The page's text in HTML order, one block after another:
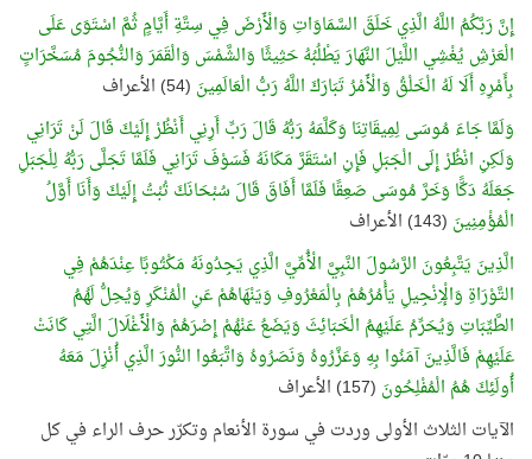
إِنَّ رَبَّكُمُ اللَّهُ الَّذِي خَلَقَ السَّمَاوَاتِ وَالْأَرْضَ فِي سِتَّةِ أَيَّامٍ ثُمَّ اسْتَوَى عَلَى
الْعَرْشِ يُغْشِي اللَّيْلَ النَّهَارَ يَطْلُبُهُ حَثِيثًا وَالشَّمْسَ وَالْقَمَرَ وَالنُّجُومَ مُسَخَّرَاتٍ
بِأَمْرِهِ أَلَا لَهُ الْخَلْقُ وَالْأَمْرُ تَبَارَكَ اللَّهُ رَبُّ الْعَالَمِينَ (54) الأعراف
وَلَمَّا جَاءَ مُوسَى لِمِيقَاتِنَا وَكَلَّمَهُ رَبُّهُ قَالَ رَبِّ أَرِنِي أَنْظُرْ إِلَيْكَ قَالَ لَنْ تَرَانِي
وَلَكِنِ انْظُرْ إِلَى الْجَبَلِ فَإِنِ اسْتَقَرَّ مَكَانَهُ فَسَوْفَ تَرَانِي فَلَمَّا تَجَلَّى رَبُّهُ لِلْجَبَلِ
جَعَلَهُ دَكًّا وَخَرَّ مُوسَى صَعِقًا فَلَمَّا أَفَاقَ قَالَ سُبْحَانَكَ تُبْتُ إِلَيْكَ وَأَنَا أَوَّلُ
الْمُؤْمِنِينَ (143) الأعراف
الَّذِينَ يَتَّبِعُونَ الرَّسُولَ النَّبِيَّ الْأُمِّيَّ الَّذِي يَجِدُونَهُ مَكْتُوبًا عِنْدَهُمْ فِي
التَّوْرَاةِ وَالْإِنْجِيلِ يَأْمُرُهُمْ بِالْمَعْرُوفِ وَيَنْهَاهُمْ عَنِ الْمُنْكَرِ وَيُحِلُّ لَهُمُ
الطَّيِّبَاتِ وَيُحَرِّمُ عَلَيْهِمُ الْخَبَائِثَ وَيَضَعُ عَنْهُمْ إِصْرَهُمْ وَالْأَغْلَالَ الَّتِي كَانَتْ
عَلَيْهِمْ فَالَّذِينَ آمَنُوا بِهِ وَعَزَّرُوهُ وَنَصَرُوهُ وَاتَّبَعُوا النُّورَ الَّذِي أُنْزِلَ مَعَهُ
أُولَئِكَ هُمُ الْمُفْلِحُونَ (157) الأعراف
الآيات الثلاث الأولى وردت في سورة الأنعام وتكرّر حرف الراء في كل